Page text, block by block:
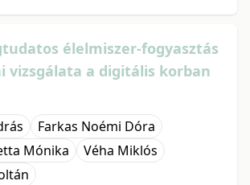
élelmiszer-fogyasztás
vizsgálata a digitális korban
Farkas Noémi Dóra
Mónika
Véha Miklós